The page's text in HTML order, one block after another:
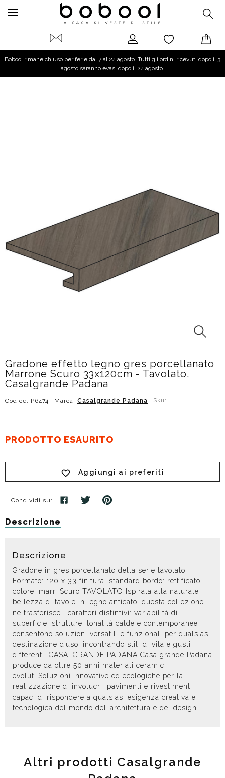
Bobool rimane chiuso per ferie dal 7 al 24 agosto. Tutti gli ordini ricevuti dopo il 3
agosto saranno evasi dopo il 24 agosto.
Gradone effetto legno gres porcellanato
Marrone Scuro 33x120cm - Tavolato,
Casalgrande Padana
Codice: P6474 Marca: Casalgrande Padana Sku:
PRODOTTO ESAURITO
Aggiungi ai preferiti
Condividi su:
Descrizione
Descrizione
Gradone in gres porcellanato della serie tavolato.
Formato: 120 x 33 finitura: standard bordo: rettificato
colore: marr. Scuro TAVOLATO Ispirata alla naturale
bellezza di tavole in legno anticato, questa collezione
ne trasferisce i caratteri distintivi: variabilità di
superficie, strutture, tonalità calde e contemporanee
consentono soluzioni versatili e funzionali per qualsiasi
destinazione d’uso, incontrando stili di vita e gusti
differenti. CASALGRANDE PADANA Casalgrande Padana
produce da oltre 50 anni materiali ceramici
evoluti.Soluzioni innovative ed ecologiche per la
realizzazione di involucri, pavimenti e rivestimenti,
capaci di rispondere a qualsiasi esigenza creativa e
tecnologica del mondo dell’architettura e del design.
Altri prodotti Casalgrande